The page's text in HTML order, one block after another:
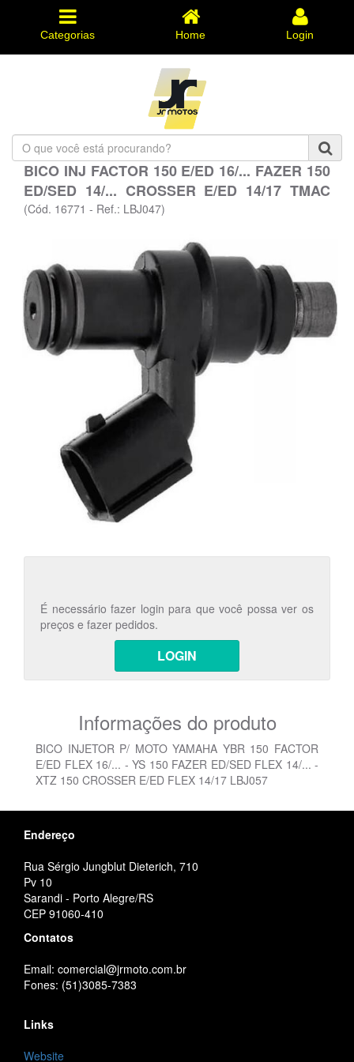
Categorias Home Login
O
que
você
está
procurando?
BICO INJ FACTOR 150 E/ED 16/... FAZER 150
ED/SED 14/... CROSSER E/ED 14/17 TMAC
(Cód. 16771 - Ref.: LBJ047)
É necessário fazer login para que você possa ver os
preços e fazer pedidos.
LOGIN
Informações do produto
BICO INJETOR P/ MOTO YAMAHA YBR 150 FACTOR
E/ED FLEX 16/... - YS 150 FAZER ED/SED FLEX 14/... -
XTZ 150 CROSSER E/ED FLEX 14/17 LBJ057
Endereço
Rua Sérgio Jungblut Dieterich, 710
Pv 10
Sarandi - Porto Alegre/RS
CEP 91060-410
Contatos
Email: comercial@jrmoto.com.br
Fones: (51)3085-7383
Links
Website